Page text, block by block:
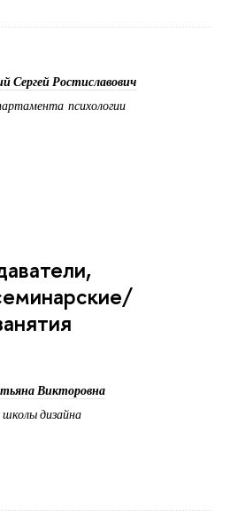
Сергей Ростиславович
психологии
Викторовна
дизайна